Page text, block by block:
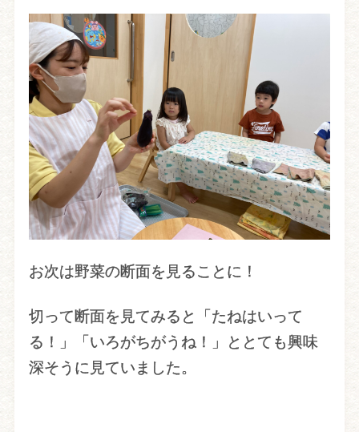
お次は野菜の断面を見ることに！
切って断面を見てみると「たねはいって
る！」「いろがちがうね！」ととても興味
深そうに見ていました。